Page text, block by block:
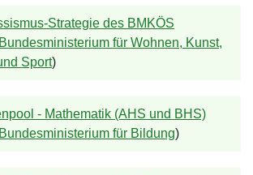
Strategie des BMKÖS
Bundesministerium für Wohnen, Kunst,
Sport)
- Mathematik (AHS und BHS)
Bundesministerium für Bildung)